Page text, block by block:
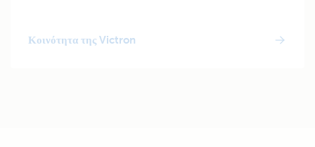
Κοινότητα της Victron